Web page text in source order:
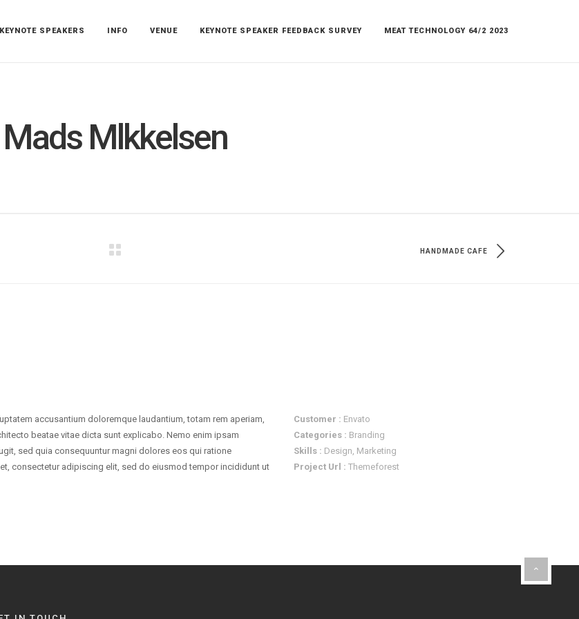
KEYNOTE SPEAKERS INFO VENUE KEYNOTE SPEAKER FEEDBACK SURVEY MEAT TECHNOLOGY 64/2 2023
Mads Mlkkelsen
HANDMADE CAFE
accusantium doloremque laudantium, totam rem aperiam,
beatae vitae dicta sunt explicabo. Nemo enim ipsam
sed quia consequuntur magni dolores eos qui ratione
consectetur adipiscing elit, sed do eiusmod tempor incididunt ut
Customer : Envato
Categories : Branding
Skills : Design, Marketing
Project Url : Themeforest